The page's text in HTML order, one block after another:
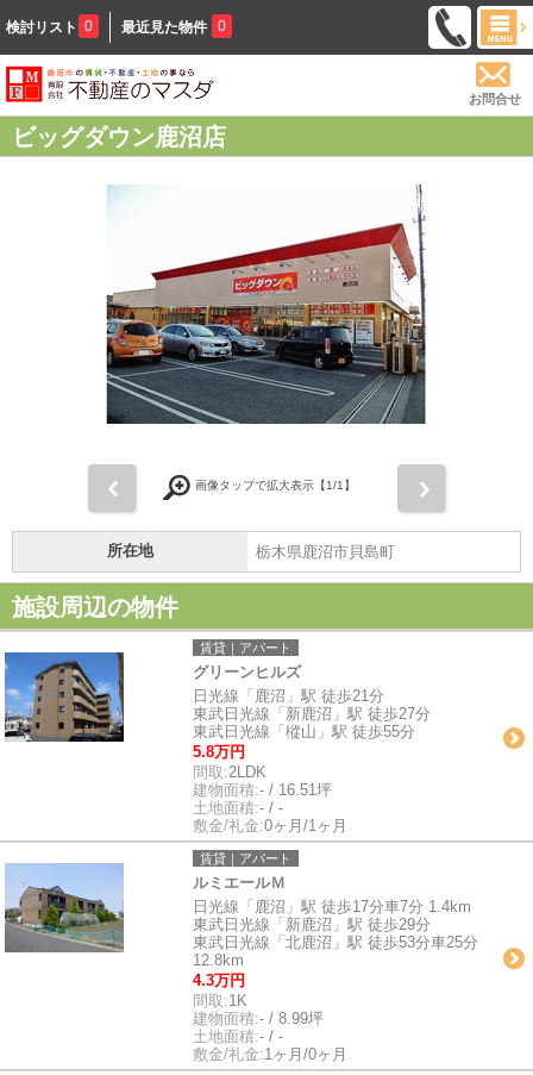
検討リスト 0 最近見た物件 0
お問合せ
ビッグダウン鹿沼店
画像タップで拡大表示【1/1】
所在地 栃木県鹿沼市貝島町
施設周辺の物件
賃貸｜アパート
グリーンヒルズ
日光線「鹿沼」駅 徒歩21分
東武日光線「新鹿沼」駅 徒歩27分
東武日光線「樅山」駅 徒歩55分
5.8万円
間取:2LDK
建物面積:- / 16.51坪
土地面積:- / -
敷金/礼金:0ヶ月/1ヶ月
賃貸｜アパート
ルミエールＭ
日光線「鹿沼」駅 徒歩17分車7分 1.4km
東武日光線「新鹿沼」駅 徒歩29分
東武日光線「北鹿沼」駅 徒歩53分車25分
12.8km
4.3万円
間取:1K
建物面積:- / 8.99坪
土地面積:- / -
敷金/礼金:1ヶ月/0ヶ月